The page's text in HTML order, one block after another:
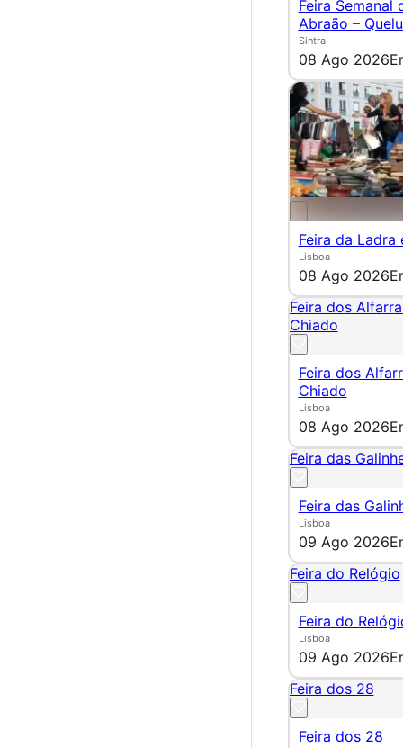
Feira Semanal
Abraão –
Sintra
08 Ago 2026
Feira da Ladra
Lisboa
08 Ago 2026
Feira dos
Chiado
Feira dos
Chiado
Lisboa
08 Ago 2026
Feira das
Feira das
Lisboa
09 Ago 2026
Feira do Relógio
Feira do
Lisboa
09 Ago 2026
Feira dos 28
Feira dos 28